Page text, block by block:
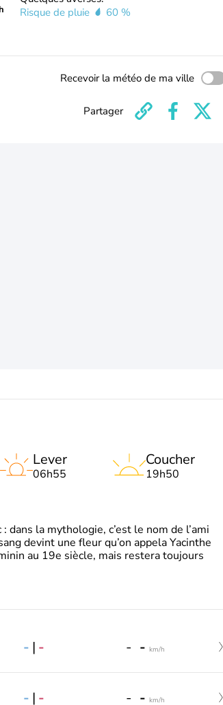
Risque de pluie
60 %
Recevoir la météo de ma ville
Partager
Lever
06h55
Coucher
19h50
la mythologie, c’est le nom de l’ami
devint une fleur qu’on appela Yacinthe
au 19e siècle, mais restera toujours
- | - - - km/h
- | - - - km/h